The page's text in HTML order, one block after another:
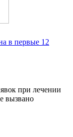
в первые 12
при лечении
вызвано